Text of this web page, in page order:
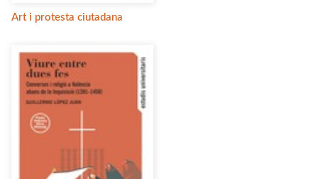
Art i protesta ciutadana